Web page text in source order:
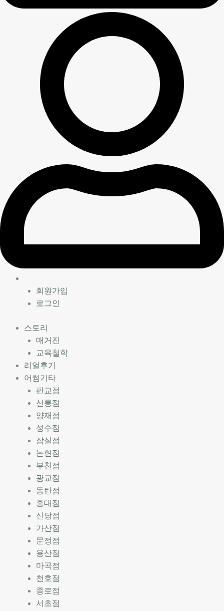
회원가입
로그인
스토리
매거진
교육철학
리얼후기
어썸기타
판교점
선릉점
양재점
성수점
잠실점
논현점
부천점
광교점
동탄점
홍대점
신당점
가산점
문정점
용산점
마곡점
천호점
종로점
서초점